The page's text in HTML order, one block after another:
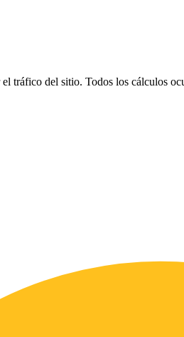
tráfico del sitio. Todos los cálculos